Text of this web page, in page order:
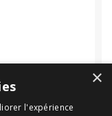
×
l'expérience